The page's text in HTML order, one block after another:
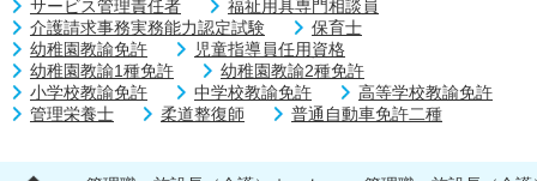
サービス管理責任者
福祉用具専門相談員
介護請求事務実務能力認定試験
保育士
幼稚園教諭免許
児童指導員任用資格
幼稚園教諭1種免許
幼稚園教諭2種免許
小学校教諭免許
中学校教諭免許
高等学校教諭免許
管理栄養士
柔道整復師 普通自動車免許二種